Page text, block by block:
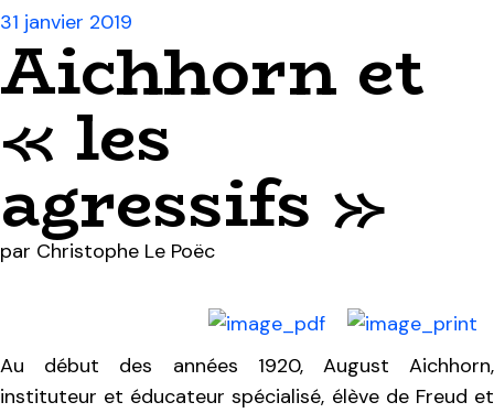
31 janvier 2019
Aichhorn et
« les
agressifs »
par Christophe Le Poëc
Au début des années 1920, August Aichhorn,
instituteur et éducateur spécialisé, élève de Freud et